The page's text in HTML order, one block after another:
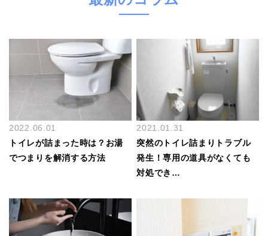
2022.06.01
トイレが詰まった時は？お湯
でつまりを解消する方法
2021.01.31
突然のトイレ詰まりトラブル
発生！専用の道具がなくても
対処でき…